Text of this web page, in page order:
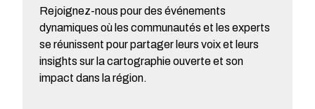
Rejoignez-nous pour des événements
dynamiques où les communautés et les experts
se réunissent pour partager leurs voix et leurs
insights sur la cartographie ouverte et son
impact dans la région.